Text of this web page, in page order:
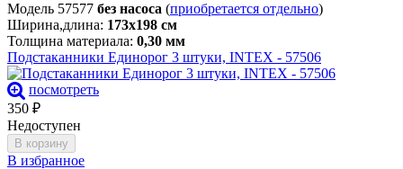
Модель 57577 без насоса (приобретается отдельно)
Ширина,длина: 173х198 см
Толщина материала: 0,30 мм
Подстаканники Единорог 3 штуки, INTEX - 57506
посмотреть
350 ₽
Недоступен
В корзину
В избранное